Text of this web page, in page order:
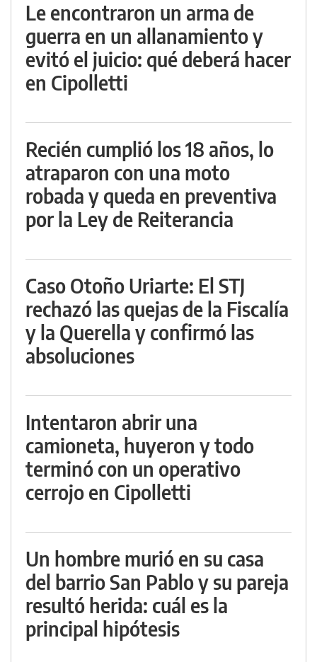
Le encontraron un arma de
guerra en un allanamiento y
evitó el juicio: qué deberá hacer
en Cipolletti
Recién cumplió los 18 años, lo
atraparon con una moto
robada y queda en preventiva
por la Ley de Reiterancia
Caso Otoño Uriarte: El STJ
rechazó las quejas de la Fiscalía
y la Querella y confirmó las
absoluciones
Intentaron abrir una
camioneta, huyeron y todo
terminó con un operativo
cerrojo en Cipolletti
Un hombre murió en su casa
del barrio San Pablo y su pareja
resultó herida: cuál es la
principal hipótesis